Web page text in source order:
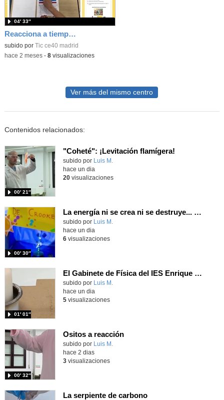
Reacciona a tiempo: programación y reflejos con Micro:bit
subido por Tic ce40 madrid
04′ 33″
-hace 2 meses- 8visualizaciones
Ver más del mismo centro
Contenidos relacionados:
"Coheté": ¡Levitación flamígera!
Contenido educativo.
subido por Luis M.
00′ 21″
hace un dia
20visualizaciones
La energía ni se crea ni se destruye... ¡se experimenta! El Tierno en la Feria Madrid es Ciencia 2026
Contenido educativo.
subido por Luis M.
00′ 30″
hace un dia
6visualizaciones
El Gabinete de Física del IES Enrique Tierno Galván de Parla (Curso 25-26)
Contenido educativo.
subido por Luis M.
01′ 01″
hace un dia
5visualizaciones
Ositos a reacción
Contenido educativo.
subido por Luis M.
00′ 32″
hace 2 dias
3visualizaciones
La serpiente de carbono